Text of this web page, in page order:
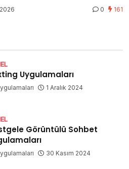
0 161
Uygulamaları
1 Aralık 2024
Görüntülü Sohbet
30 Kasım 2024